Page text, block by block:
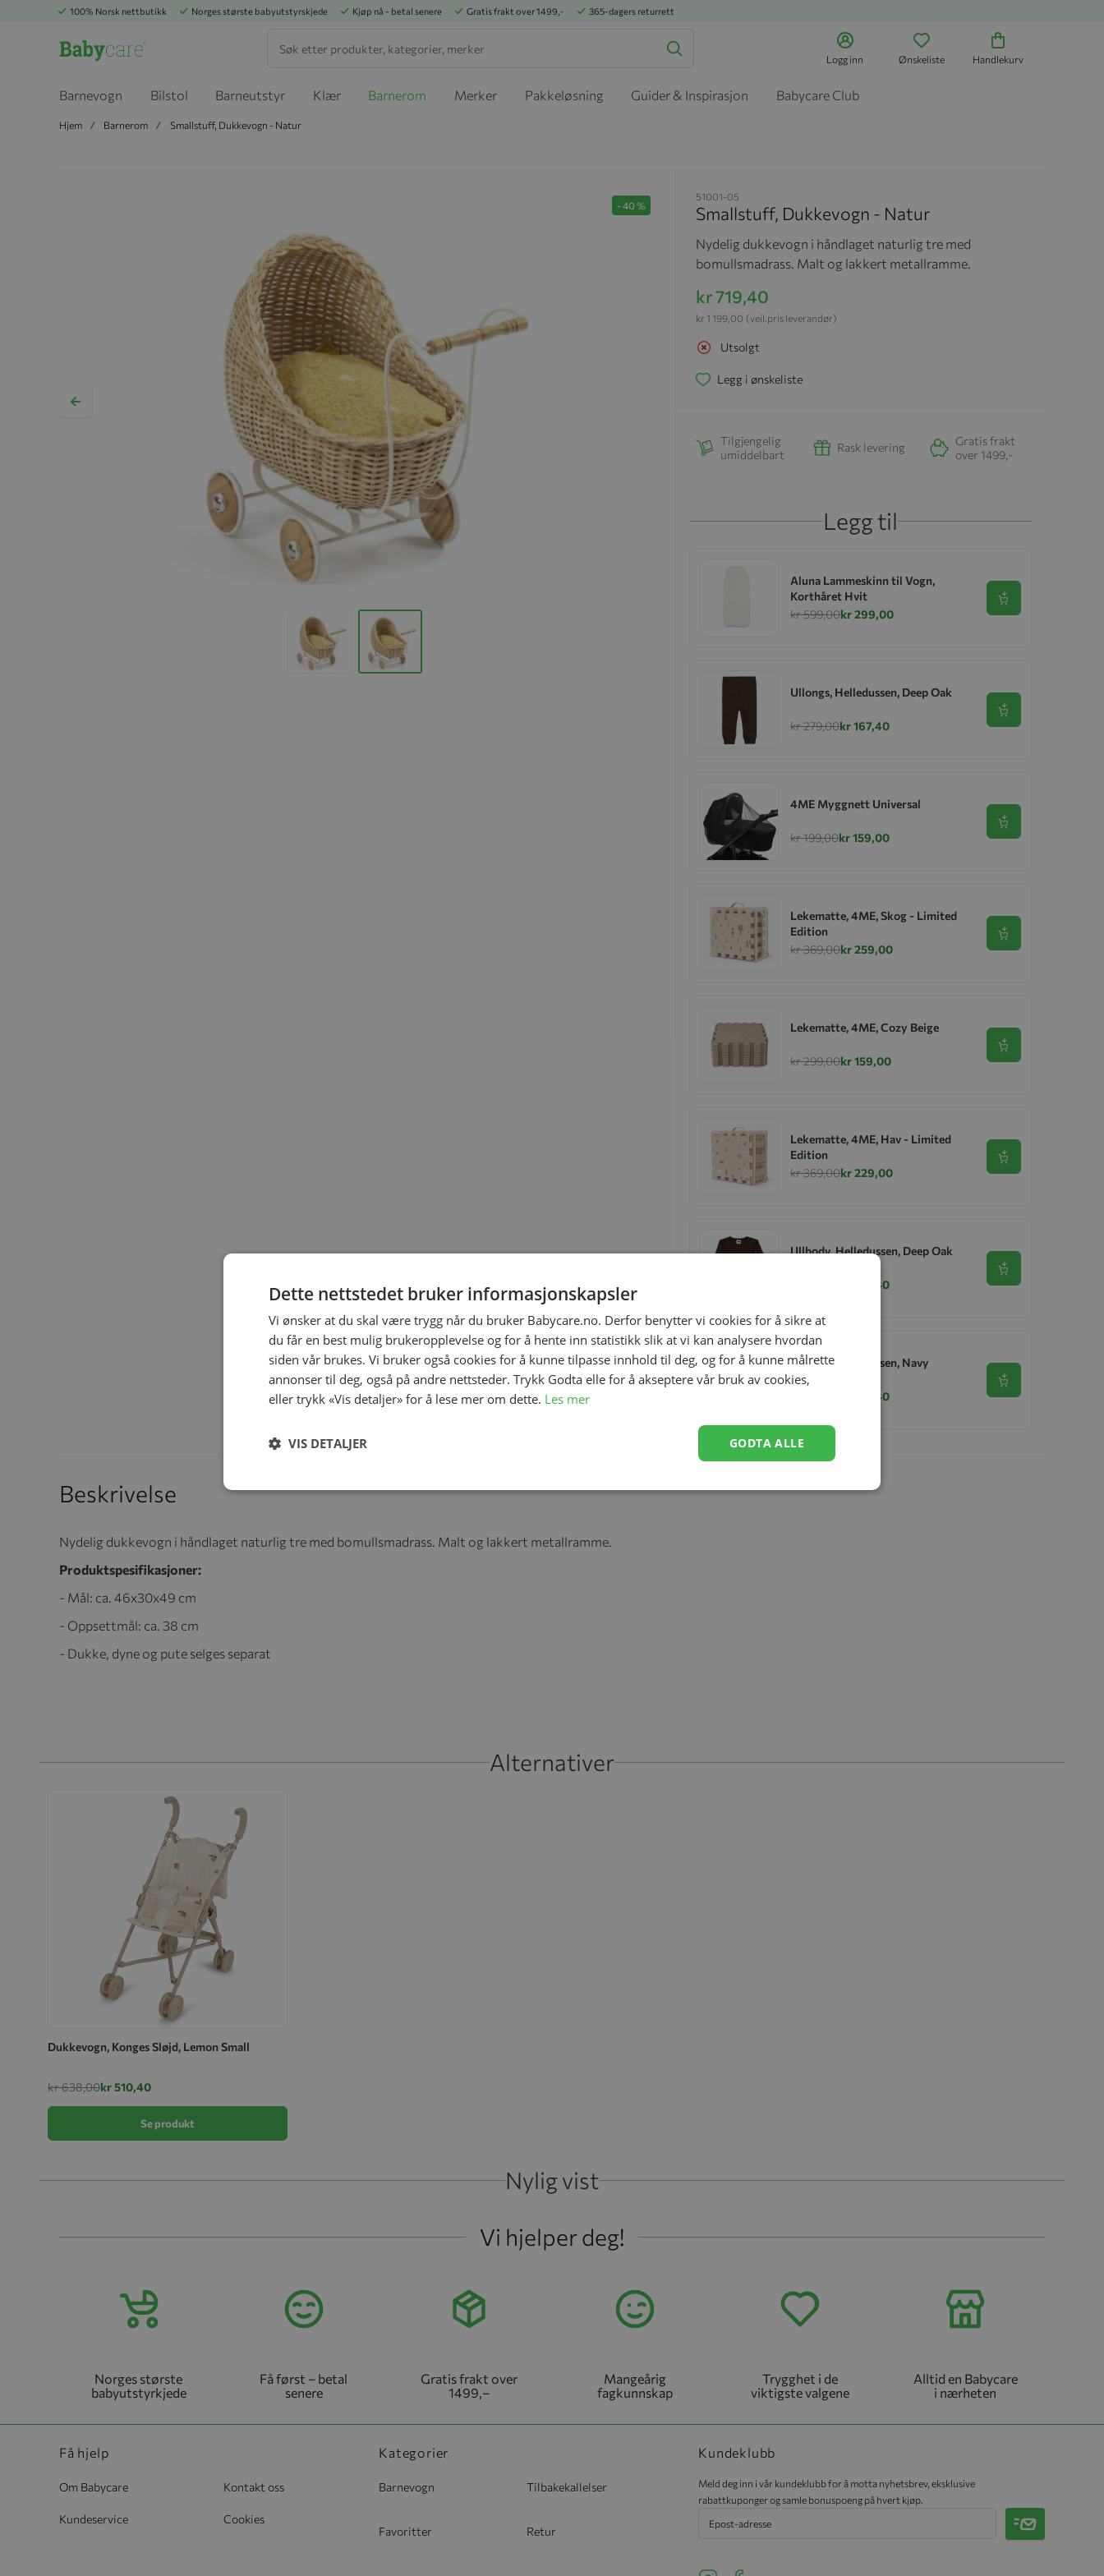
100% Norsk nettbutikk Norges største babyutstyrskjede Kjøp nå - betal senere Gratis frakt over 1499,- 365-dagers returrett
Logg inn Ønskeliste Handlekurv
Barnevogn Bilstol Barneutstyr Klær Barnerom Merker Pakkeløsning Guider & Inspirasjon Babycare Club
Hjem Barnerom Smallstuff, Dukkevogn - Natur
-40 %
51001-05
Smallstuff, Dukkevogn - Natur
Nydelig dukkevogn i håndlaget naturlig tre med
bomullsmadrass. Malt og lakkert metallramme.
kr 719,40
(veil.pris leverandør)
kr 1 199,00
Utsolgt
Legg i ønskeliste
Tilgjengelig
umiddelbart
Rask levering
Gratis frakt
over 1499,-
Legg til
Aluna Lammeskinn til Vogn,
Korthåret Hvit
kr 599,00kr 299,00
Se produkt
Ullongs, Helledussen, Deep Oak
kr 279,00kr 167,40
Se produkt
4ME Myggnett Universal
kr 199,00kr 159,00
Se produkt
Lekematte, 4ME, Skog - Limited
Edition
kr 369,00kr 259,00
Se produkt
Lekematte, 4ME, Cozy Beige
kr 299,00kr 159,00
Se produkt
Lekematte, 4ME, Hav - Limited
Edition
kr 369,00kr 229,00
Se produkt
Ullbody, Helledussen, Deep Oak
kr 167,40
Se produkt
Ullongs, Helledussen, Navy
kr 167,40
Se produkt
Beskrivelse
Nydelig dukkevogn i håndlaget naturlig tre med bomullsmadrass. Malt og lakkert metallramme.
Produktspesifikasjoner:
- Mål: ca. 46x30x49 cm
- Oppsettmål: ca. 38 cm
- Dukke, dyne og pute selges separat
Alternativer
Dukkevogn, Konges Sløjd, Lemon Small
kr 638,00kr 510,40
Se produkt
Nylig vist
Vi hjelper deg!
Norges største
babyutstyrkjede
Få først – betal
senere
Gratis frakt over
1499,–
Mangeårig
fagkunnskap
Trygghet i de
viktigste valgene
Alltid en Babycare
i nærheten
Få hjelp
Om Babycare Kontakt oss
Kundeservice Cookies
Kategorier
Barnevogn Tilbakekallelser
Favoritter Retur
Kundeklubb
Meld deg inn i vår kundeklubb for å motta nyhetsbrev, eksklusive
rabattkuponger og samle bonuspoeng på hvert kjøp.
Meld på
Dette nettstedet bruker informasjonskapsler
Vi ønsker at du skal være trygg når du bruker Babycare.no. Derfor benytter vi cookies for å sikre at
du får en best mulig brukeropplevelse og for å hente inn statistikk slik at vi kan analysere hvordan
siden vår brukes. Vi bruker også cookies for å kunne tilpasse innhold til deg, og for å kunne målrette
annonser til deg, også på andre nettsteder. Trykk Godta elle for å akseptere vår bruk av cookies,
eller trykk «Vis detaljer» for å lese mer om dette. Les mer
GODTA ALLE
VIS DETALJER